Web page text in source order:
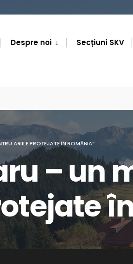
Despre noi Secțiuni SKV
ARIILE PROTEJATE ÎN ROMÂNIA”
– un